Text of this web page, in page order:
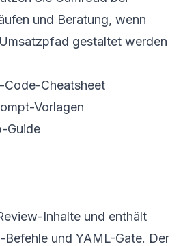
und Beratung, wenn
gestaltet werden
Code-Cheatsheet
Vorlagen
Guide
Inhalte und enthält
Befehle und YAML-Gate. Der